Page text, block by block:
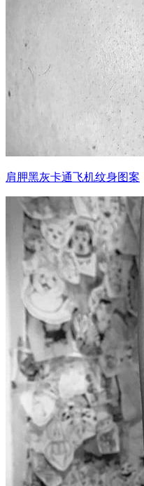
肩胛黑灰卡通飞机纹身图案